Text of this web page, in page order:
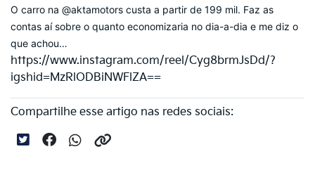
O carro na @aktamotors custa a partir de 199 mil. Faz as
contas aí sobre o quanto economizaria no dia-a-dia e me diz o
que achou…
https://www.instagram.com/reel/Cyg8brmJsDd/?
igshid=MzRlODBiNWFlZA==
Compartilhe esse artigo nas redes sociais: